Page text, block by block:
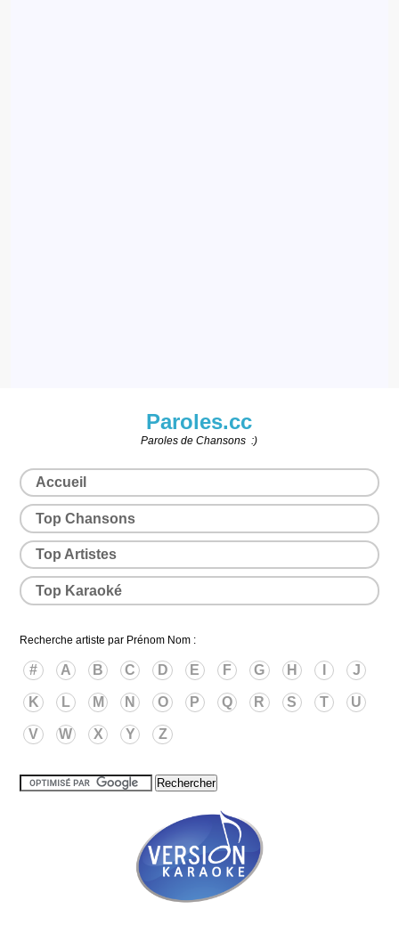
Paroles.cc
Paroles de Chansons :)
Accueil
Top Chansons
Top Artistes
Top Karaoké
Recherche artiste par Prénom Nom :
# A B C D E F G H J
K L M N O P Q R S T U
V W X Y Z